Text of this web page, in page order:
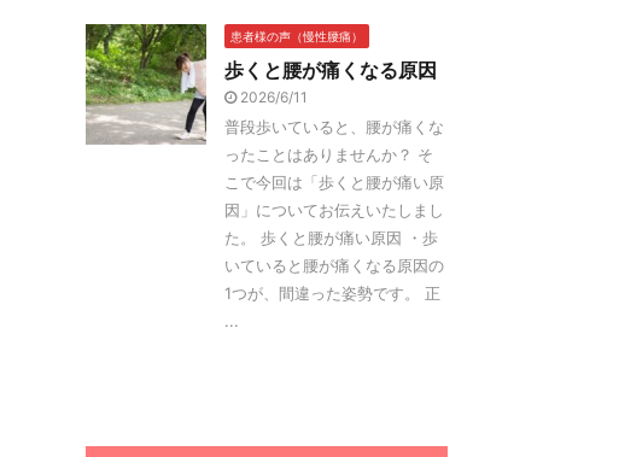
患者様の声（慢性腰痛）
歩くと腰が痛くなる原因
2026/6/11
普段歩いていると、腰が痛くな
ったことはありませんか？ そ
こで今回は「歩くと腰が痛い原
因」についてお伝えいたしまし
た。 歩くと腰が痛い原因 ・歩
いていると腰が痛くなる原因の
1つが、間違った姿勢です。 正
...